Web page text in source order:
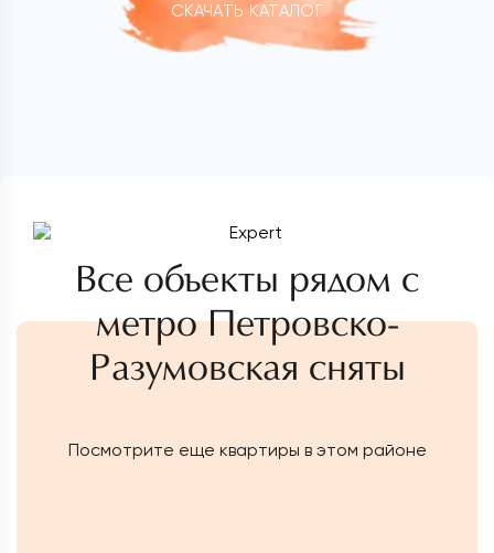
СКАЧАТЬ КАТАЛОГ
Все объекты рядом с
метро Петровско-
Разумовская сняты
Посмотрите еще квартиры в этом районе